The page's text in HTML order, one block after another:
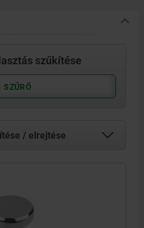
szűkítése
SZŰRŐ
/ elrejtése